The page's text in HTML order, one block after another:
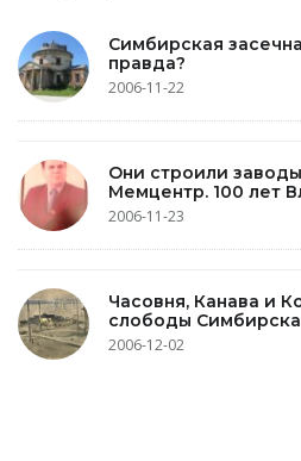
Симбирская
правда?
2006-11-22
Они строили
Мемцентр. 100 лет
2006-11-23
Часовня, Канава и
слободы
2006-12-02